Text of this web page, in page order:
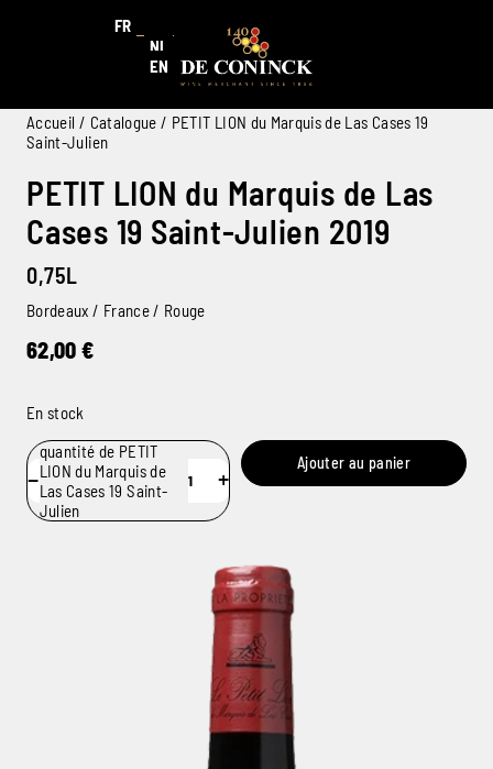
FR
NL
EN
Accueil / Catalogue / PETIT LION du Marquis de Las Cases 19
Saint-Julien
PETIT LION du Marquis de Las
Cases 19 Saint-Julien 2019
0,75L
Bordeaux / France / Rouge
62,00 €
En stock
−
quantité de PETIT
LION du Marquis de
Las Cases 19 Saint-
Julien
+
Ajouter au panier